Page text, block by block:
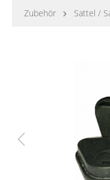
Zubehör Sattel /